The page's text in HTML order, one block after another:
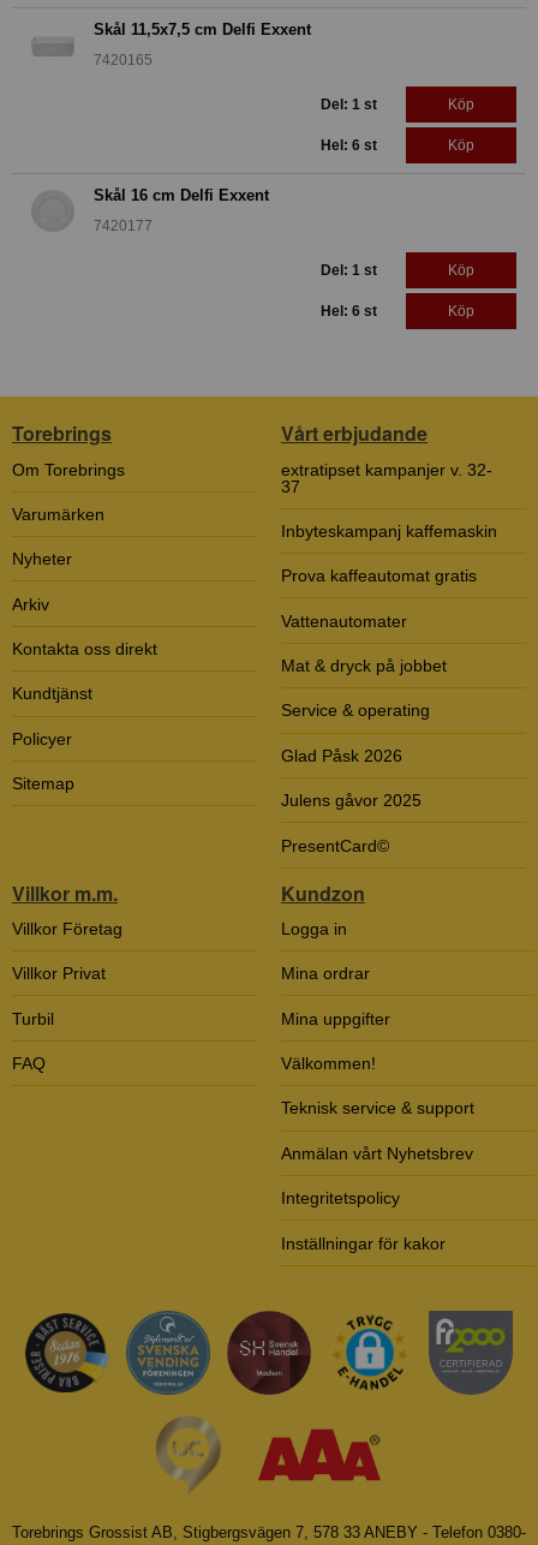
Skål 11,5x7,5 cm Delfi Exxent
7420165
Del: 1 st Köp
Hel: 6 st Köp
Skål 16 cm Delfi Exxent
7420177
Del: 1 st Köp
Hel: 6 st Köp
Torebrings
Om Torebrings
Varumärken
Nyheter
Arkiv
Kontakta oss direkt
Kundtjänst
Policyer
Sitemap
Vårt erbjudande
extratipset kampanjer v. 32-
37
Inbyteskampanj kaffemaskin
Prova kaffeautomat gratis
Vattenautomater
Mat & dryck på jobbet
Service & operating
Glad Påsk 2026
Julens gåvor 2025
PresentCard©
Villkor m.m.
Villkor Företag
Villkor Privat
Turbil
FAQ
Kundzon
Logga in
Mina ordrar
Mina uppgifter
Välkommen!
Teknisk service & support
Anmälan vårt Nyhetsbrev
Integritetspolicy
Inställningar för kakor
Torebrings Grossist AB, Stigbergsvägen 7, 578 33 ANEBY - Telefon 0380-